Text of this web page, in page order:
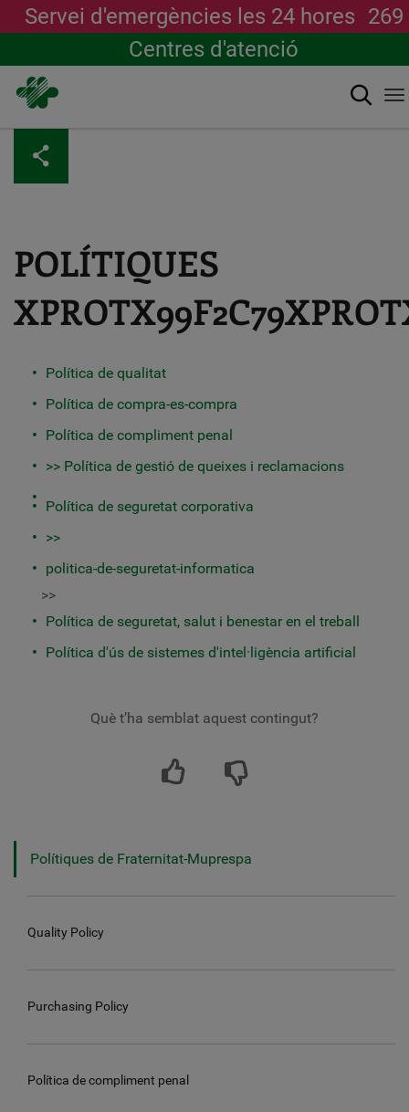
contingut
Servei d'emergències les 24 hores 269
Centres d'atenció
Cerca
POLÍTIQUES
Política de qualitat
Política de compra-es-compra
Política de compliment penal
>> Política de gestió de queixes i reclamacions
Política de seguretat corporativa
>>
politica-de-seguretat-informatica
>>
Política de seguretat, salut i benestar en el treball
Política d'ús de sistemes d'intel·ligència artificial
Què t’ha semblat aquest contingut?
Polítiques de Fraternitat-Muprespa
Quality Policy
Purchasing Policy
Política de compliment penal